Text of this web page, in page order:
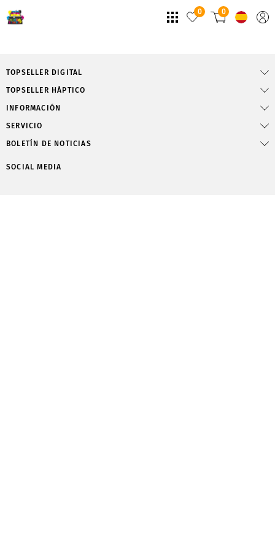
0 0
TOPSELLER DIGITAL
TOPSELLER HÁPTICO
INFORMACIÓN
SERVICIO
BOLETÍN DE NOTICIAS
SOCIAL MEDIA